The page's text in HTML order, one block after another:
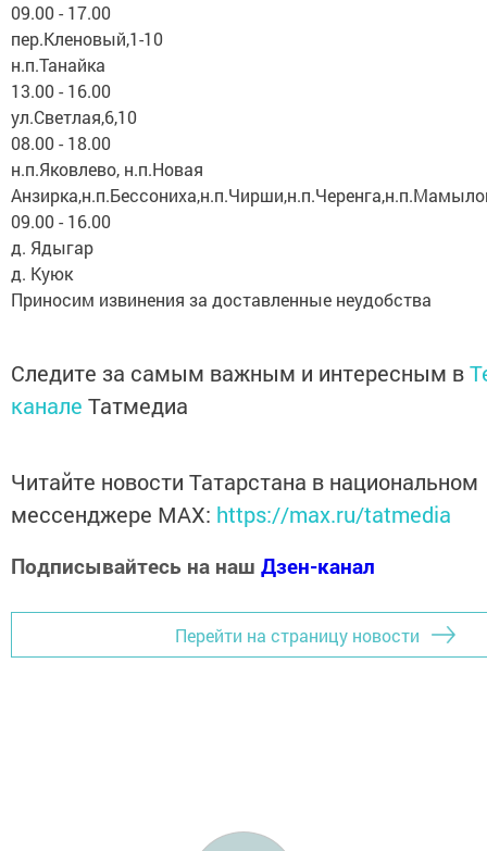
09.00 - 17.00
пер.Кленовый,1-10
н.п.Танайка
13.00 - 16.00
ул.Светлая,6,10
08.00 - 18.00
н.п.Яковлево, н.п.Новая
09.00 - 16.00
д. Ядыгар
д. Куюк
Приносим извинения за доставленные неудобства
Следите за самым важным и интересным в
канале Татмедиа
Читайте новости Татарстана в национальном
мессенджере MАХ: https://max.ru/tatmedia
Подписывайтесь на наш Дзен-канал
Перейти на страницу новости